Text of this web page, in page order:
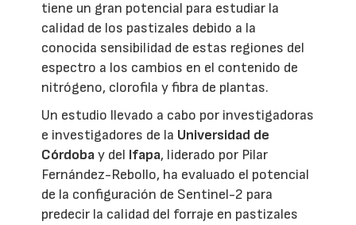
tiene un gran potencial para estudiar la
calidad de los pastizales debido a la
conocida sensibilidad de estas regiones del
espectro a los cambios en el contenido de
nitrógeno, clorofila y fibra de plantas.
Un estudio llevado a cabo por investigadoras
e investigadores de la Universidad de
Córdobay del Ifapa, liderado por Pilar
Fernández-Rebollo, ha evaluado el potencial
de la configuración de Sentinel-2 para
predecir la calidad del forraje en pastizales